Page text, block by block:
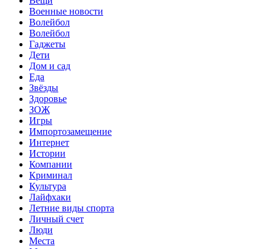
Военные новости
Волейбол
Волейбол
Гаджеты
Дети
Дом и сад
Еда
Звёзды
Здоровье
ЗОЖ
Игры
Импортозамещение
Интернет
Истории
Компании
Криминал
Культура
Лайфхаки
Летние виды спорта
Личный счет
Люди
Места